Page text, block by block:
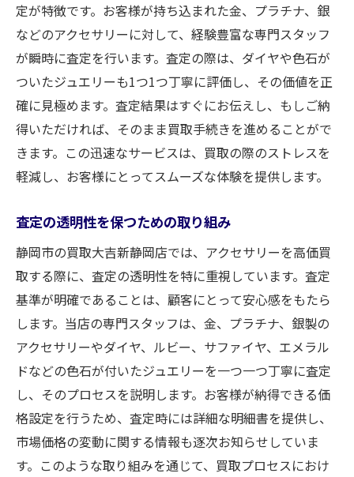
定が特徴です。お客様が持ち込まれた金、プラチナ、銀
などのアクセサリーに対して、経験豊富な専門スタッフ
が瞬時に査定を行います。査定の際は、ダイヤや色石が
ついたジュエリーも1つ1つ丁寧に評価し、その価値を正
確に見極めます。査定結果はすぐにお伝えし、もしご納
得いただければ、そのまま買取手続きを進めることがで
きます。この迅速なサービスは、買取の際のストレスを
軽減し、お客様にとってスムーズな体験を提供します。
査定の透明性を保つための取り組み
静岡市の買取大吉新静岡店では、アクセサリーを高価買
取する際に、査定の透明性を特に重視しています。査定
基準が明確であることは、顧客にとって安心感をもたら
します。当店の専門スタッフは、金、プラチナ、銀製の
アクセサリーやダイヤ、ルビー、サファイヤ、エメラル
ドなどの色石が付いたジュエリーを一つ一つ丁寧に査定
し、そのプロセスを説明します。お客様が納得できる価
格設定を行うため、査定時には詳細な明細書を提供し、
市場価格の変動に関する情報も逐次お知らせしていま
す。このような取り組みを通じて、買取プロセスにおけ